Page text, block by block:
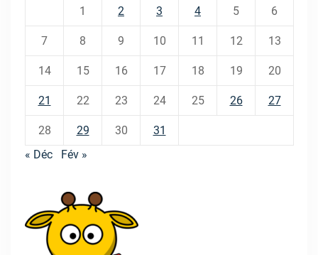
1 2 3 4 5 6
7 8 9 10 11 12 13
14 15 16 17 18 19 20
21 22 23 24 25 26 27
28 29 30
31
« Déc
Fév »